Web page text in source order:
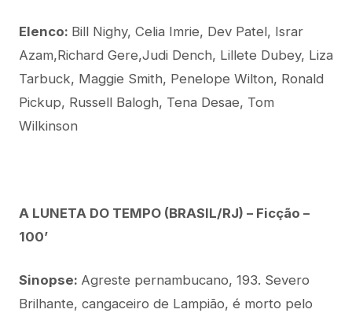
Elenco: Bill Nighy, Celia Imrie, Dev Patel, Israr
Azam,Richard Gere,Judi Dench, Lillete Dubey, Liza
Tarbuck, Maggie Smith, Penelope Wilton, Ronald
Pickup, Russell Balogh, Tena Desae, Tom
Wilkinson
A LUNETA DO TEMPO (BRASIL/RJ) – Ficção –
100’
Sinopse: Agreste pernambucano, 193. Severo
Brilhante, cangaceiro de Lampião, é morto pelo